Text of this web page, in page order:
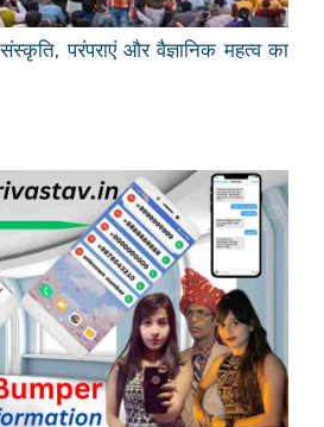
परंपराएं और वैज्ञानिक महत्व का